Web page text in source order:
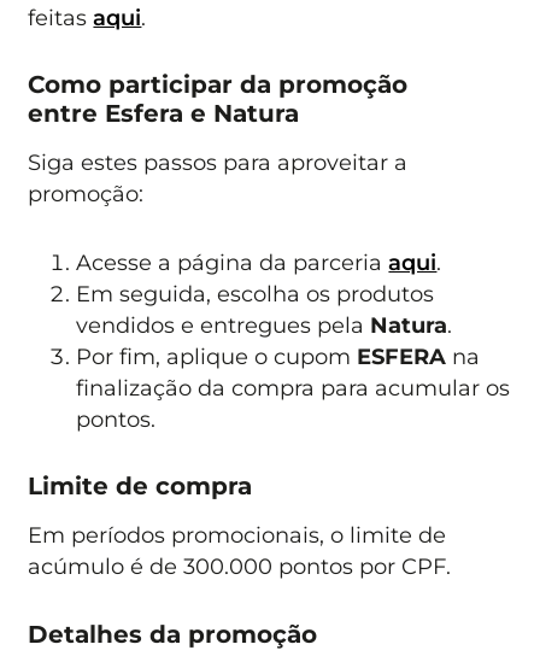
feitasaqui.
Como participar da promoção
entre Esfera e Natura
Siga estes passos para aproveitar a
promoção:
Acesse a página da parceriaaqui.
Em seguida, escolha os produtos
vendidos e entregues pela Natura.
Por fim, aplique o cupom ESFERA na
finalização da compra para acumular os
pontos.
Limite de compra
Em períodos promocionais, o limite de
acúmulo é de 300.000 pontos por CPF.
Detalhes da promoção